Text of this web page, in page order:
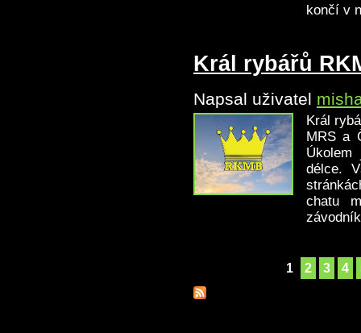
končí v
Král rybářů
Napsal uživatel
Král
MRS a
délce.
chatu
1 2 3 4